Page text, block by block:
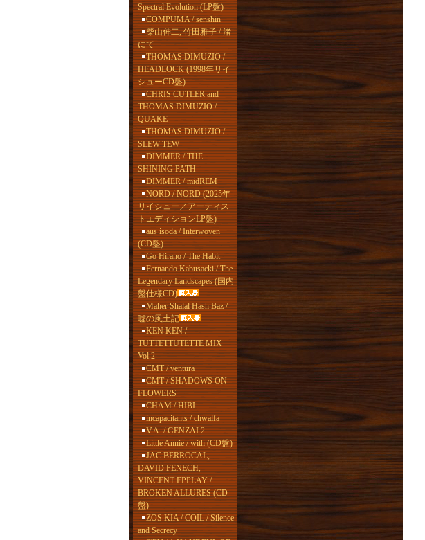
Spectral Evolution (LP盤)
COMPUMA / senshin
柴山伸二, 竹田雅子 / 渚
にて
THOMAS DIMUZIO /
HEADLOCK (1998年リイ
シューCD盤)
CHRIS CUTLER and
THOMAS DIMUZIO /
QUAKE
THOMAS DIMUZIO /
SLEW TEW
DIMMER / THE
SHINING PATH
DIMMER / midREM
NORD / NORD (2025年
リイシュー／アーティス
トエディションLP盤)
aus isoda / Interwoven
(CD盤)
Go Hirano / The Habit
Fernando Kabusacki / The
Legendary Landscapes (国内
盤仕様CD)
Maher Shalal Hash Baz /
嘘の風土記
KEN KEN /
TUTTETTUTETTE MIX
Vol.2
CMT / ventura
CMT / SHADOWS ON
FLOWERS
CHAM / HIBI
incapacitants / chwalfa
V.A. / GENZAI 2
Little Annie / with (CD盤)
JAC BERROCAL,
DAVID FENECH,
VINCENT EPPLAY /
BROKEN ALLURES (CD
盤)
ZOS KIA / COIL / Silence
and Secrecy